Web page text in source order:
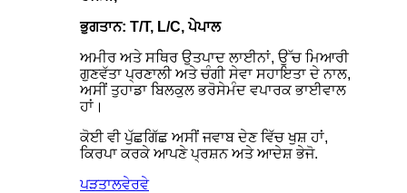
ਭੁਗਤਾਨ: T/T, L/C, ਪੇਪਾਲ
ਅਮੀਰ ਅਤੇ ਸਥਿਰ ਉਤਪਾਦ ਲਾਈਨਾਂ, ਉੱਚ ਮਿਆਰੀ
ਗੁਣਵੱਤਾ ਪ੍ਰਣਾਲੀ ਅਤੇ ਚੰਗੀ ਸੇਵਾ ਸਹਾਇਤਾ ਦੇ ਨਾਲ,
ਅਸੀਂ ਤੁਹਾਡਾ ਬਿਲਕੁਲ ਭਰੋਸੇਮੰਦ ਵਪਾਰਕ ਭਾਈਵਾਲ
ਹਾਂ।
ਕੋਈ ਵੀ ਪੁੱਛਗਿੱਛ ਅਸੀਂ ਜਵਾਬ ਦੇਣ ਵਿੱਚ ਖੁਸ਼ ਹਾਂ,
ਕਿਰਪਾ ਕਰਕੇ ਆਪਣੇ ਪ੍ਰਸ਼ਨ ਅਤੇ ਆਦੇਸ਼ ਭੇਜੋ.
ਪੜਤਾਲਵੇਰਵੇ